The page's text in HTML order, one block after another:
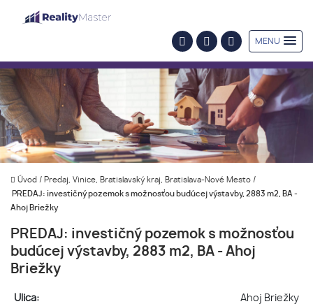
MENU
Úvod / Predaj, Vinice, Bratislavský kraj, Bratislava-Nové Mesto /
PREDAJ: investičný pozemok s možnosťou budúcej výstavby, 2883 m2, BA -
Ahoj Briežky
PREDAJ: investičný pozemok s možnosťou
budúcej výstavby, 2883 m2, BA - Ahoj
Briežky
Ulica:
Ahoj Briežky